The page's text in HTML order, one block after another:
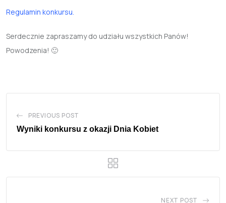
Regulamin konkursu.
Serdecznie zapraszamy do udziału wszystkich Panów!
Powodzenia! 🙂
PREVIOUS POST
Wyniki konkursu z okazji Dnia Kobiet
NEXT POST